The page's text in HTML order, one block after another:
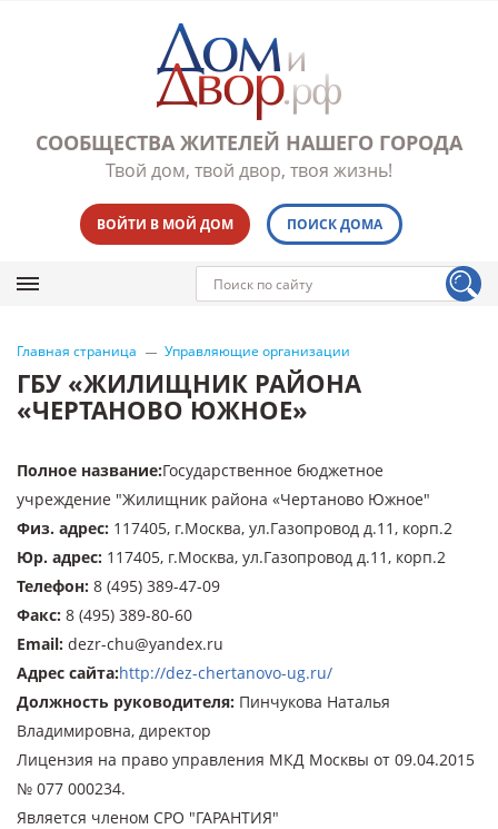
СООБЩЕСТВА ЖИТЕЛЕЙ НАШЕГО ГОРОДА
Твой дом, твой двор, твоя жизнь!
ВОЙТИ В МОЙ ДОМ ПОИСК ДОМА
Главная страница Управляющие организации
ГБУ «ЖИЛИЩНИК РАЙОНА
«ЧЕРТАНОВО ЮЖНОЕ»
Полное название:Государственное бюджетное
учреждение "Жилищник района «Чертаново Южное"
Физ. адрес: 117405, г.Москва, ул.Газопровод д.11, корп.2
Юр. адрес: 117405, г.Москва, ул.Газопровод д.11, корп.2
Телефон: 8 (495) 389-47-09
Факс: 8 (495) 389-80-60
Email: dezr-chu@yandex.ru
Адрес сайта:http://dez-chertanovo-ug.ru/
Должность руководителя: Пинчукова Наталья
Владимировна, директор
Лицензия на право управления МКД Москвы от 09.04.2015
№ 077 000234.
Является членом СРО "ГАРАНТИЯ"